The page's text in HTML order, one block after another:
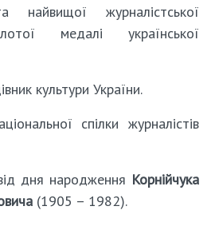
журналістської
медалі української
культури України.
спілки журналістів
дня народження Корнійчука
(1905 – 1982).